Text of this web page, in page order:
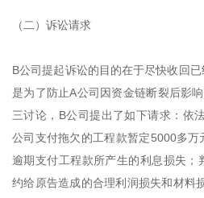
（二）诉讼请求
B公司提起诉讼的目的在于尽快收回
是为了防止A公司因资金链断裂后影
三讨论，B公司提出了如下请求：依
公司支付拖欠的工程款暂定5000多万
逾期支付工程款所产生的利息损失；
约给原告造成的合理利润损失和材料